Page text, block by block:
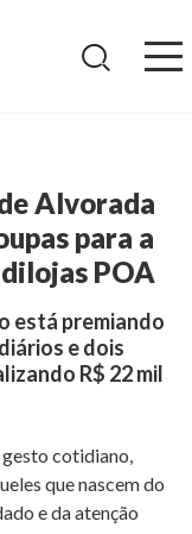
Alvorada
para a
POA
está premiando
e dois
R$ 22 mil
cotidiano,
que nascem do
e da atenção